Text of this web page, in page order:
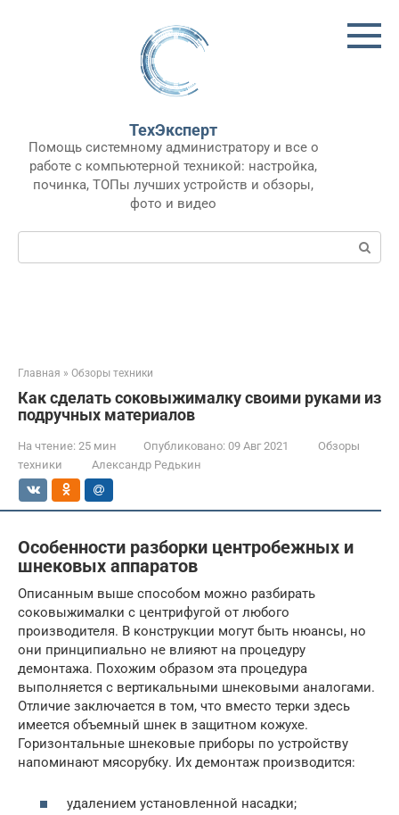
ТехЭксперт
Помощь системному администратору и все о
работе с компьютерной техникой: настройка,
починка, ТОПы лучших устройств и обзоры,
фото и видео
Поиск:
Главная » Обзоры техники
Как сделать соковыжималку своими руками из
подручных материалов
На чтение: 25 мин Опубликовано: 09 Авг 2021
Обзоры
техники
Александр Редькин
Особенности разборки центробежных и
шнековых аппаратов
Описанным выше способом можно разбирать
соковыжималки с центрифугой от любого
производителя. В конструкции могут быть нюансы, но
они принципиально не влияют на процедуру
демонтажа. Похожим образом эта процедура
выполняется с вертикальными шнековыми аналогами.
Отличие заключается в том, что вместо терки здесь
имеется объемный шнек в защитном кожухе.
Горизонтальные шнековые приборы по устройству
напоминают мясорубку. Их демонтаж производится:
удалением установленной насадки;